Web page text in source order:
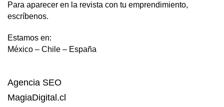
Para aparecer en la revista con tu emprendimiento,
escríbenos.
Estamos en:
México – Chile – España
Agencia SEO
MagiaDigital.cl